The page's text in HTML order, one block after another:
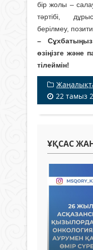
бір жолы –
тәртібі,
берілмеу,
– Сұхбатыңыз
өзіңізге және
тілеймін!
22 тамыз
ҰҚСАС